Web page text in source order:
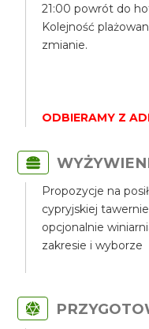
21:00 powrót do
Kolejność
zmianie.
ODBIERAMY Z
Propozycje na
cypryjskiej tawernie
opcjonalnie
zakresie i wyborze